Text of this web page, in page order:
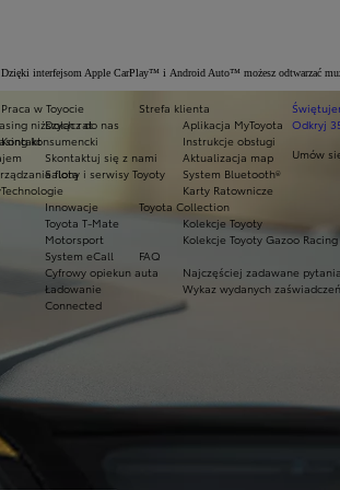
Odkryj
Umów
Praca w Toyocie
Dołącz do nas
Kontakt
Skontaktuj się z nami
Salony i serwisy Toyoty
Technologie
Innowacje
Toyota T-Mate
Motorsport
System eCall
Cyfrowy opiekun auta
Ładowanie
Connected
niższych rat
konsumencki
flotą
Strefa klienta
Aplikacja MyToyota
Instrukcje obsługi
Aktualizacja map
System Bluetooth®
Karty Ratownicze
Toyota Collection
Kolekcje Toyoty
Kolekcje Toyoty Gazoo Racing
FAQ
Najczęściej zadawane pytania
Wykaz wydanych
interfejsom Apple CarPlay™ i Android Auto™ możesz odtwarzać